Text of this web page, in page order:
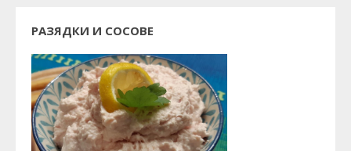
РАЗЯДКИ И СОСОВЕ